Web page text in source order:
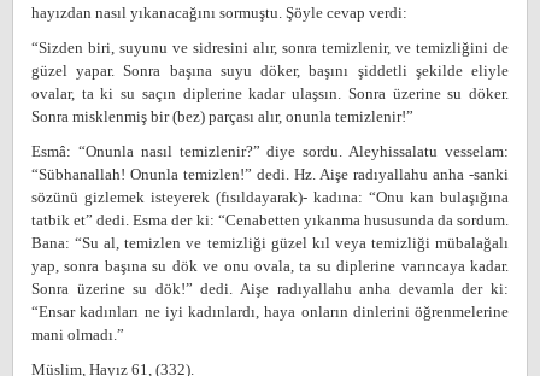
hayızdan nasıl yıkanacağını sormuştu. Şöyle cevap verdi:
“Sizden biri, suyunu ve sidresini alır, sonra temizlenir, ve temizliğini de
güzel yapar. Sonra başına suyu döker, başını şiddetli şekilde eliyle
ovalar, ta ki su saçın diplerine kadar ulaşsın. Sonra üzerine su döker.
Sonra misklenmiş bir (bez) parçası alır, onunla temizlenir!”
Esmâ: “Onunla nasıl temizlenir?” diye sordu. Aleyhissalatu vesselam:
“Sübhanallah! Onunla temizlen!” dedi. Hz. Aişe radıyallahu anha -sanki
sözünü gizlemek isteyerek (fısıldayarak)- kadına: “Onu kan bulaşığına
tatbik et” dedi. Esma der ki: “Cenabetten yıkanma hususunda da sordum.
Bana: “Su al, temizlen ve temizliği güzel kıl veya temizliği mübalağalı
yap, sonra başına su dök ve onu ovala, ta su diplerine varıncaya kadar.
Sonra üzerine su dök!” dedi. Aişe radıyallahu anha devamla der ki:
“Ensar kadınları ne iyi kadınlardı, haya onların dinlerini öğrenmelerine
mani olmadı.”
Müslim, Hayız 61, (332).